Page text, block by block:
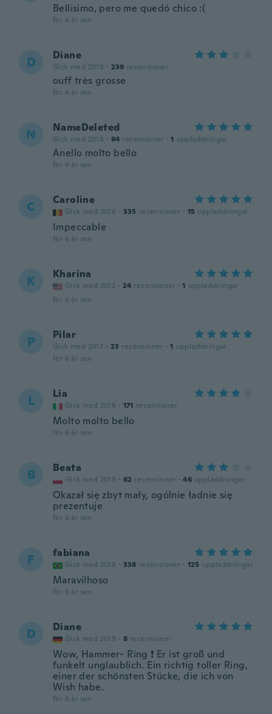
Bellisimo, pero me quedó chico :(
för 6 år sen
D Diane
Gick med 2019 · 239 recensioner
ouff très grosse
för 6 år sen
N NameDeleted
Gick med 2018 · 94 recensioner · 1 uppladdningar
Anello molto bello
för 6 år sen
C Caroline
Gick med 2016 · 335 recensioner · 15 uppladdningar
Impeccable
för 6 år sen
K Kharina
Gick med 2012 · 24 recensioner · 1 uppladdningar
för 6 år sen
P Pilar
Gick med 2017 · 23 recensioner · 1 uppladdningar
för 6 år sen
L Lia
Gick med 2018 · 171 recensioner
Molto molto bello
för 6 år sen
B Beata
Gick med 2019 · 62 recensioner · 46 uppladdningar
Okazał się zbyt mały, ogólnie ładnie się
prezentuje
för 6 år sen
F fabiana
Gick med 2018 · 338 recensioner · 125 uppladdningar
Maravilhoso
för 6 år sen
D Diane
Gick med 2019 · 8 recensioner
Wow, Hammer- Ring ❗ Er ist groß und
funkelt unglaublich. Ein richtig toller Ring,
einer der schönsten Stücke, die ich von
Wish habe.
för 6 år sen